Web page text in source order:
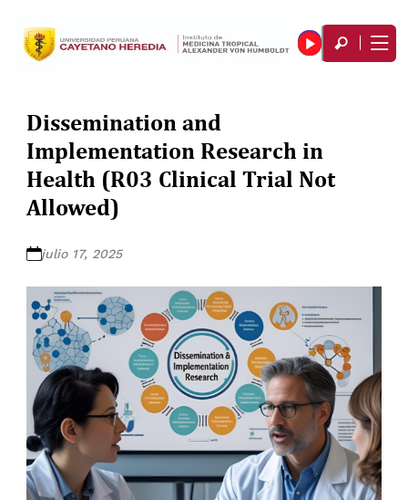
Dissemination and
Implementation Research in
Health (R03 Clinical Trial Not
Allowed)
julio 17, 2025